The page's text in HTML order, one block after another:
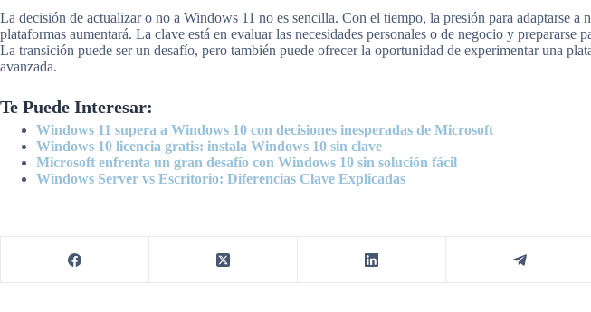
La decisión de actualizar o no a Windows 11 no es sencilla. Con el tiempo, la presión para adaptarse a
plataformas aumentará. La clave está en evaluar las necesidades personales o de negocio y prepararse
La transición puede ser un desafío, pero también puede ofrecer la oportunidad de experimentar una
avanzada.
Te Puede Interesar:
Windows 11 supera a Windows 10 con decisiones inesperadas de Microsoft
Windows 10 licencia gratis: instala Windows 10 sin clave
Microsoft enfrenta un gran desafío con Windows 10 sin solución fácil
Windows Server vs Escritorio: Diferencias Clave Explicadas